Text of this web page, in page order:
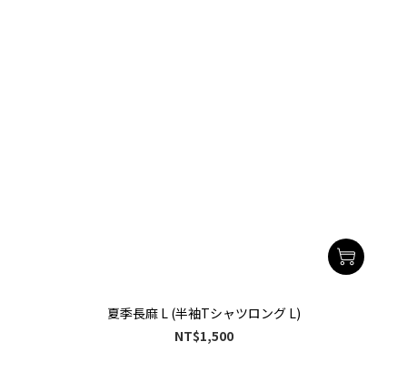
夏季長麻 L (半袖Tシャツロング L)
NT$1,500